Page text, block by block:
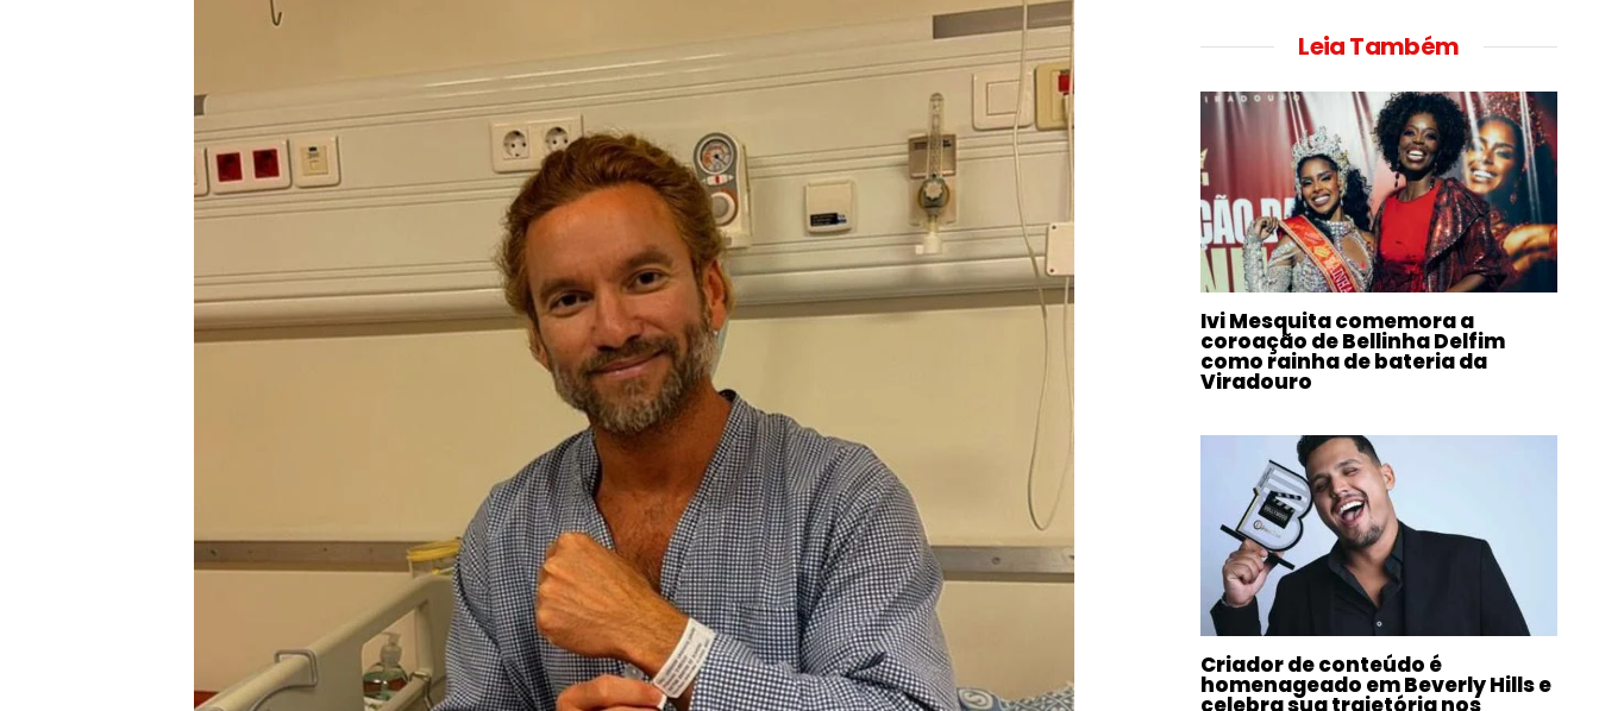
Leia Também
Ivi Mesquita comemora a
coroação de Bellinha Delfim
como rainha de bateria da
Viradouro
Criador de conteúdo é
homenageado em Beverly Hills e
celebra sua trajetória nos